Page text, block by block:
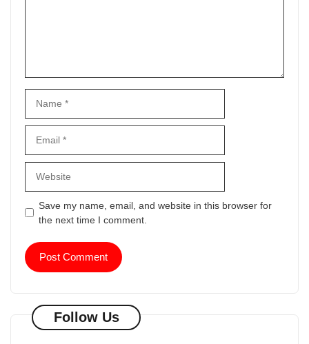
Save my name, email, and website in this browser for
the next time I comment.
Follow Us